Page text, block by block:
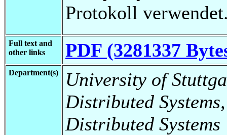
Protokoll
Full text and
other links
PDF (3281337
Department(s)
University of
Distributed
Distributed Systems